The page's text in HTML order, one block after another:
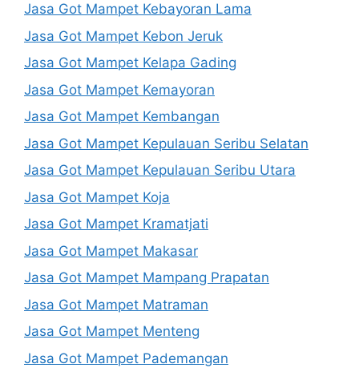
Jasa Got Mampet Kebayoran Lama
Jasa Got Mampet Kebon Jeruk
Jasa Got Mampet Kelapa Gading
Jasa Got Mampet Kemayoran
Jasa Got Mampet Kembangan
Jasa Got Mampet Kepulauan Seribu Selatan
Jasa Got Mampet Kepulauan Seribu Utara
Jasa Got Mampet Koja
Jasa Got Mampet Kramatjati
Jasa Got Mampet Makasar
Jasa Got Mampet Mampang Prapatan
Jasa Got Mampet Matraman
Jasa Got Mampet Menteng
Jasa Got Mampet Pademangan